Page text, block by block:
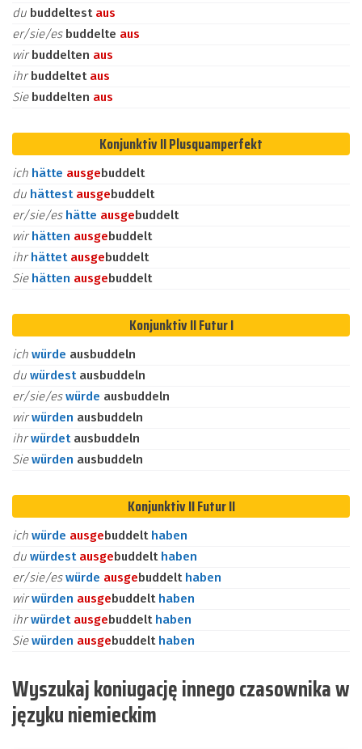
du buddeltest aus
er/sie/es buddelte aus
wirbuddelten aus
ihrbuddeltet aus
Sie buddelten aus
Konjunktiv II Plusquamperfekt
ich hätte ausgebuddelt
du hättest ausgebuddelt
er/sie/es hätte ausgebuddelt
wirhätten ausgebuddelt
ihrhättet ausgebuddelt
Sie hätten ausgebuddelt
Konjunktiv II Futur I
ich würde ausbuddeln
du würdest ausbuddeln
er/sie/eswürde ausbuddeln
wirwürden ausbuddeln
ihrwürdet ausbuddeln
Siewürden ausbuddeln
Konjunktiv II Futur II
ich würde ausgebuddelt haben
du würdest ausgebuddelt haben
er/sie/eswürde ausgebuddelt haben
wirwürden ausgebuddelt haben
ihrwürdet ausgebuddelt haben
Siewürden ausgebuddelt haben
Wyszukaj koniugację innego czasownika w
języku niemieckim